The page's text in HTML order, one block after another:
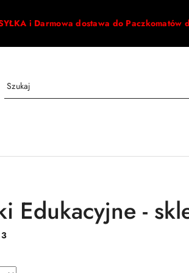
i Darmowa dostawa do
Edukacyjne -
3